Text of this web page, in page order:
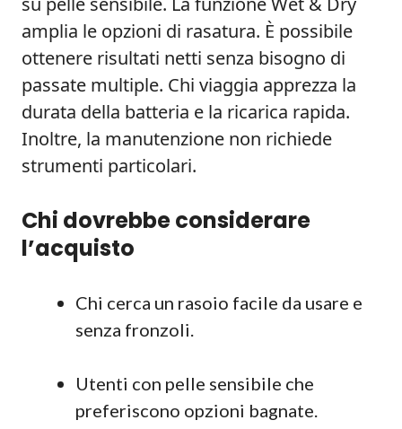
amplia le opzioni di rasatura. È possibile
ottenere risultati netti senza bisogno di
passate multiple. Chi viaggia apprezza la
durata della batteria e la ricarica rapida.
Inoltre, la manutenzione non richiede
strumenti particolari.
Chi dovrebbe considerare
l’acquisto
Chi cerca un rasoio facile da usare e
senza fronzoli.
Utenti con pelle sensibile che
preferiscono opzioni bagnate.